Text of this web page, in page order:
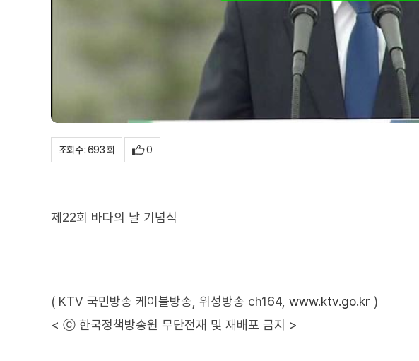
조회수 : 693 회 0
제22회 바다의 날 기념식
( KTV 국민방송 케이블방송, 위성방송 ch164, www.ktv.go.kr )
< ⓒ 한국정책방송원 무단전재 및 재배포 금지 >